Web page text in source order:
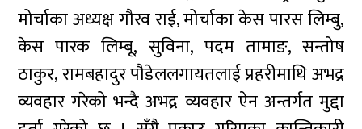
मोर्चाका अध्यक्ष गौरव राई, मोर्चाका केस पारस लिम्बु,
केस पारक लिम्बू, सुविना, पदम तामाङ, सन्तोष
ठाकुर, रामबहादुर पौडेललगायतलाई प्रहरीमाथि अभद्र
व्यवहार गरेको भन्दै अभद्र व्यवहार ऐन अन्तर्गत मुद्दा